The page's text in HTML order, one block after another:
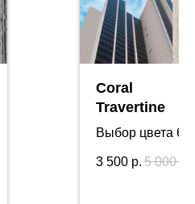
Coral
Travertine
Выбор цвета 6+
3 500 р. 5 000